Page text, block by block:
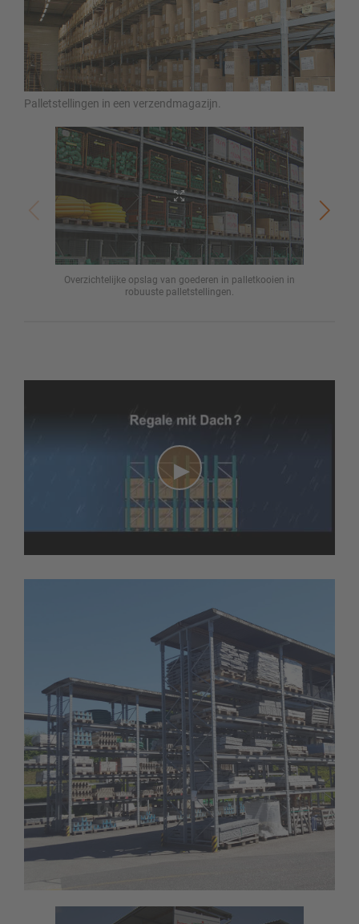
Palletstellingen in een verzendmagazijn.
Overzichtelijke opslag van goederen in palletkooien in
robuuste palletstellingen.